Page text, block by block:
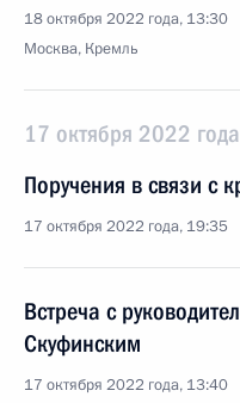
18 октября 2022 года, 13:30
Москва, Кремль
17 октября 2022
Поручения в связи с
17 октября 2022 года, 19:35
Встреча с
Скуфинским
17 октября 2022 года, 13:40